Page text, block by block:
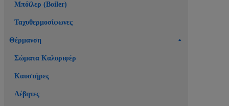
Μπόϊλερ (Boiler)
Ταχυθερμοσίφωνες
Θέρμανση
Σώματα Καλοριφέρ
Καυστήρες
Λέβητες